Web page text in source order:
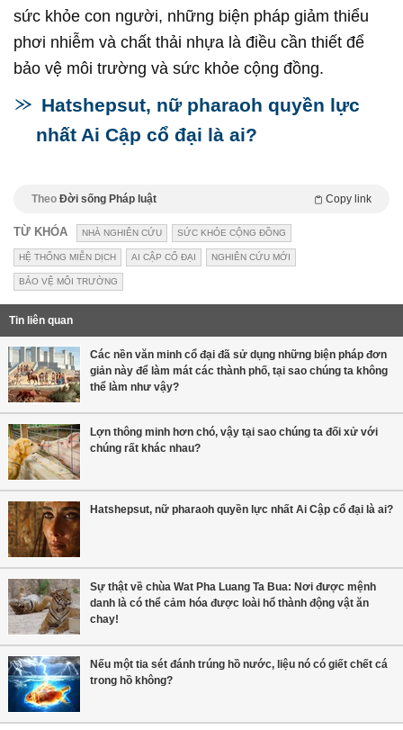
sức khỏe con người, những biện pháp giảm thiểu
phơi nhiễm và chất thải nhựa là điều cần thiết để
bảo vệ môi trường và sức khỏe cộng đồng.
Hatshepsut, nữ pharaoh quyền lực
nhất Ai Cập cổ đại là ai?
Theo Đời sống Pháp luật Copy link
TỪ KHÓA NHÀ NGHIÊN CỨU SỨC KHỎE CỘNG ĐỒNG
HỆ THỐNG MIỄN DỊCH AI CẬP CỔ ĐẠI NGHIÊN CỨU MỚI
BẢO VỆ MÔI TRƯỜNG
Tin liên quan
Các nền văn minh cổ đại đã sử dụng những biện pháp đơn
giản này để làm mát các thành phố, tại sao chúng ta không
thể làm như vậy?
Lợn thông minh hơn chó, vậy tại sao chúng ta đối xử với
chúng rất khác nhau?
Hatshepsut, nữ pharaoh quyền lực nhất Ai Cập cổ đại là ai?
Sự thật về chùa Wat Pha Luang Ta Bua: Nơi được mệnh
danh là có thể cảm hóa được loài hổ thành động vật ăn
chay!
Nếu một tia sét đánh trúng hồ nước, liệu nó có giết chết cá
trong hồ không?